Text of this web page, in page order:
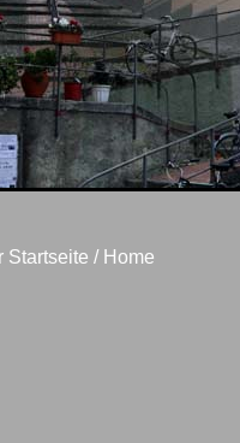
Startseite / Home